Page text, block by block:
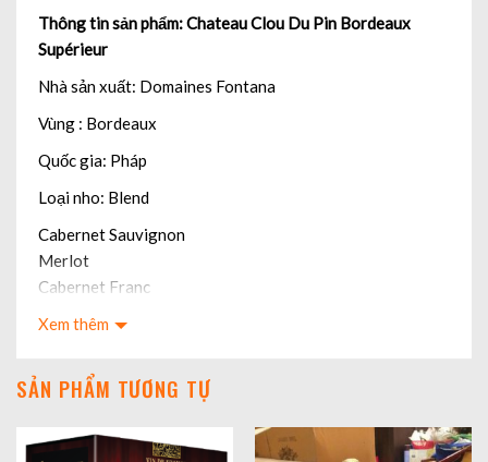
Thông tin sản phẩm: Chateau Clou Du Pin Bordeaux
Supérieur
Nhà sản xuất: Domaines Fontana
Vùng : Bordeaux
Quốc gia: Pháp
Loại nho: Blend
Cabernet Sauvignon
Merlot
Cabernet Franc
Niên vụ: 2018
Rượu có màu đỏ ruby đậm với ánh tím. Mở rượu lan toả
hương thơm nồng nàn từ quả anh đào, mận, mâm xôi đen,
đinh hương, hạt tiêu và hoa violet xuất hiện rõ nét từ
Xem thêm
SẢN PHẨM TƯƠNG TỰ